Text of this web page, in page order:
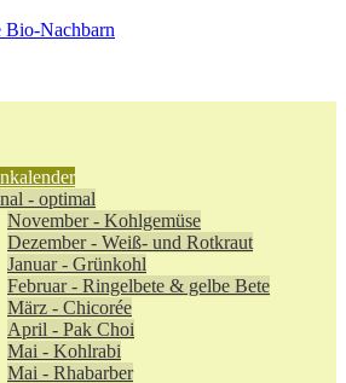
- optimal
November - Kohlgemüse
Dezember - Weiß- und Rotkraut
Januar - Grünkohl
Februar - Ringelbete & gelbe Bete
März - Chicorée
April - Pak Choi
Mai - Kohlrabi
Mai - Rhabarber